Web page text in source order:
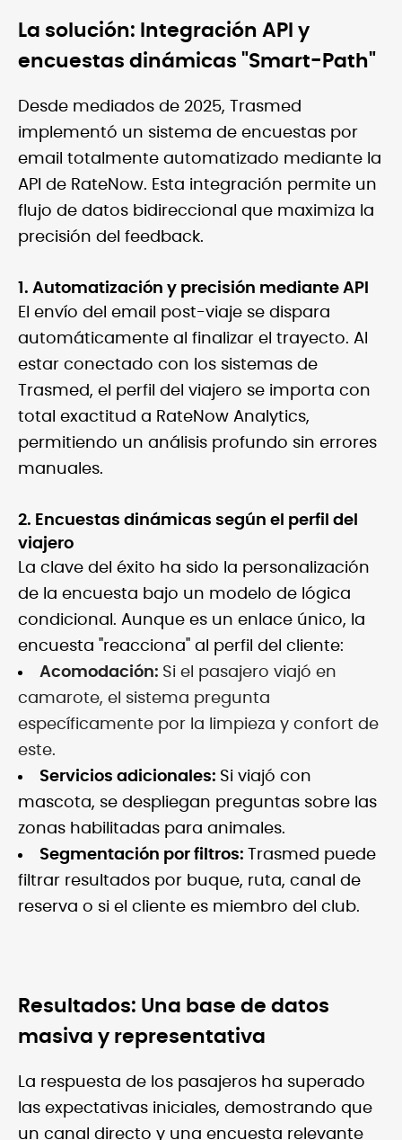
La solución: Integración API y
encuestas dinámicas "Smart-Path"
Desde mediados de 2025, Trasmed
implementó un sistema de encuestas por
email totalmente automatizado mediante la
API de RateNow. Esta integración permite un
flujo de datos bidireccional que maximiza la
precisión del feedback.
1. Automatización y precisión mediante API
El envío del email post-viaje se dispara
automáticamente al finalizar el trayecto. Al
estar conectado con los sistemas de
Trasmed, el perfil del viajero se importa con
total exactitud a RateNow Analytics,
permitiendo un análisis profundo sin errores
manuales.
2. Encuestas dinámicas según el perfil del
viajero
La clave del éxito ha sido la personalización
de la encuesta bajo un modelo de lógica
condicional. Aunque es un enlace único, la
encuesta "reacciona" al perfil del cliente:
Acomodación: Si el pasajero viajó en
camarote, el sistema pregunta
específicamente por la limpieza y confort de
este.
Servicios adicionales: Si viajó con
mascota, se despliegan preguntas sobre las
zonas habilitadas para animales.
Segmentación por filtros:
Trasmed puede
filtrar resultados por buque, ruta, canal de
reserva o si el cliente es miembro del club.
Resultados: Una base de datos
masiva y representativa
La respuesta de los pasajeros ha superado
las expectativas iniciales, demostrando que
un canal directo y una encuesta relevante